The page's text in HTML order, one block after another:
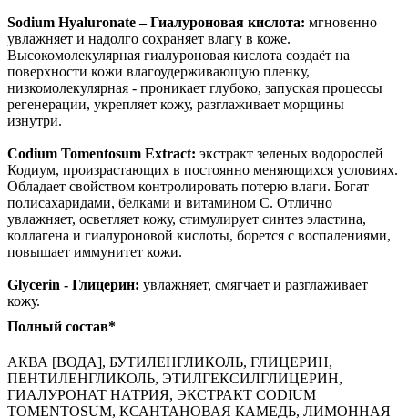
Sodium Hyaluronate – Гиалуроновая кислота: мгновенно
увлажняет и надолго сохраняет влагу в коже.
Высокомолекулярная гиалуроновая кислота создаёт на
поверхности кожи влагоудерживающую пленку,
низкомолекулярная - проникает глубоко, запуская процессы
регенерации, укрепляет кожу, разглаживает морщины
изнутри.
Codium Tomentosum Extract: экстракт зеленых водорослей
Кодиум, произрастающих в постоянно меняющихся условиях.
Обладает свойством контролировать потерю влаги. Богат
полисахаридами, белками и витамином С. Отлично
увлажняет, осветляет кожу, стимулирует синтез эластина,
коллагена и гиалуроновой кислоты, борется с воспалениями,
повышает иммунитет кожи.
Glycerin - Глицерин: увлажняет, смягчает и разглаживает
кожу.
Полный состав*
АКВА [ВОДА], БУТИЛЕНГЛИКОЛЬ, ГЛИЦЕРИН,
ПЕНТИЛЕНГЛИКОЛЬ, ЭТИЛГЕКСИЛГЛИЦЕРИН,
ГИАЛУРОНАТ НАТРИЯ, ЭКСТРАКТ CODIUM
TOMENTOSUM, КСАНТАНОВАЯ КАМЕДЬ, ЛИМОННАЯ